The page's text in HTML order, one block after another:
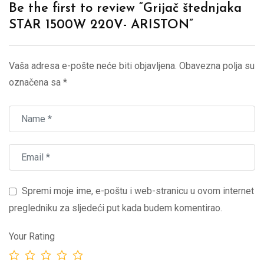
Be the first to review “Grijač štednjaka
STAR 1500W 220V- ARISTON”
Vaša adresa e-pošte neće biti objavljena. Obavezna polja su
označena sa *
Spremi moje ime, e-poštu i web-stranicu u ovom internet
pregledniku za sljedeći put kada budem komentirao.
Your Rating